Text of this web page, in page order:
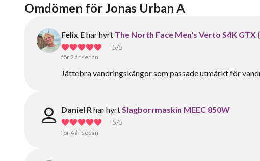
Omdömen för Jonas Urban A
Felix Ehar hyrt The North Face Men's Verto S4K GTX
5/5
för 2 år sedan
Jättebra vandringskängor som passade utmärkt för
Daniel Rhar hyrtSlagborrmaskin MEEC 850W
5/5
för 4 år sedan